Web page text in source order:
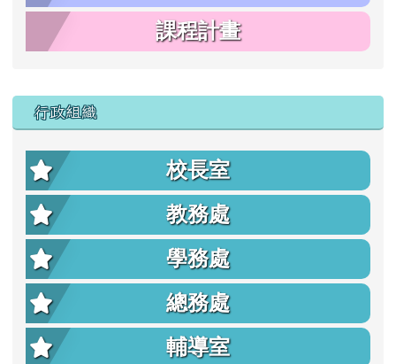
課程計畫
行政組織
校長室
教務處
學務處
總務處
輔導室